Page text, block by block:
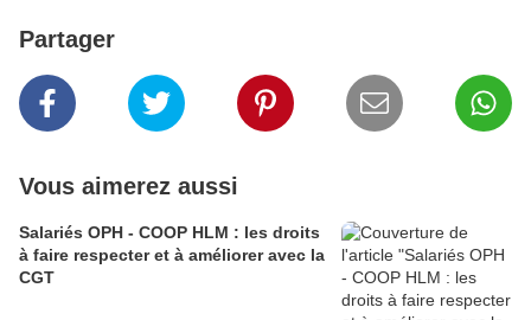
Partager
Vous aimerez aussi
Salariés OPH - COOP HLM : les droits
à faire respecter et à améliorer avec la
CGT